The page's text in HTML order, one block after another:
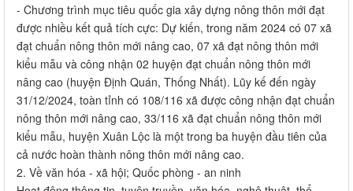
- Chương trình mục tiêu quốc gia xây dựng nông thôn mới đạt
được nhiều kết quả tích cực: Dự kiến, trong năm 2024 có 07 xã
đạt chuẩn nông thôn mới nâng cao, 07 xã đạt nông thôn mới
kiểu mẫu và công nhận 02 huyện đạt chuẩn nông thôn mới
nâng cao (huyện Định Quán, Thống Nhất). Lũy kế đến ngày
31/12/2024, toàn tỉnh có 108/116 xã được công nhận đạt chuẩn
nông thôn mới nâng cao, 33/116 xã đạt chuẩn nông thôn mới
kiểu mẫu, huyện Xuân Lộc là một trong ba huyện đầu tiên của
cả nước hoàn thành nông thôn mới nâng cao.
2. Về văn hóa - xã hội; Quốc phòng - an ninh